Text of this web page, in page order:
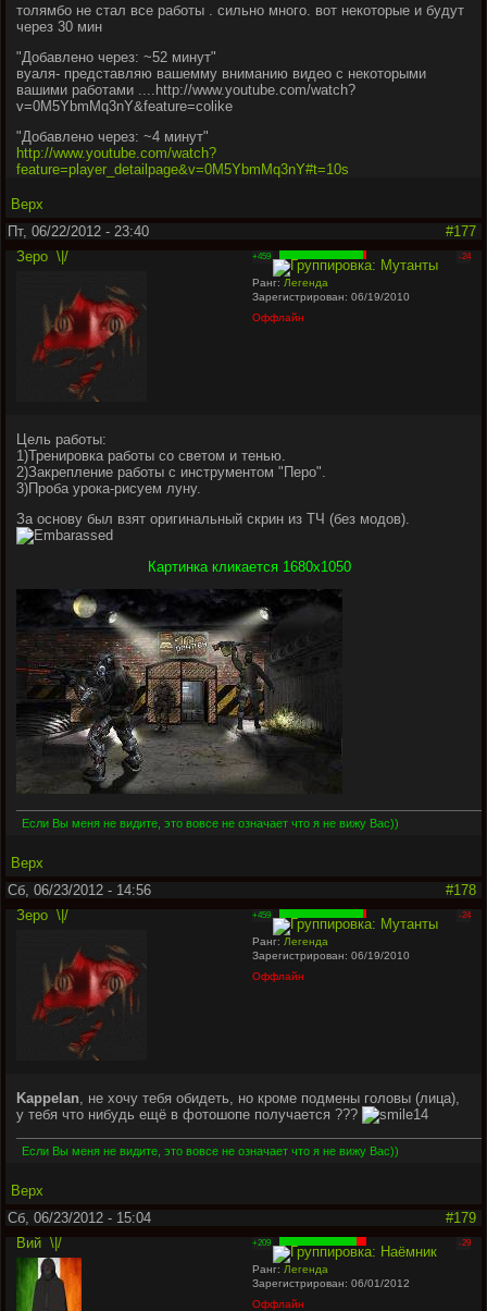
толямбо не стал все работы . сильно много. вот некоторые и будут
через 30 мин
"Добавлено через: ~52 минут"
вуаля- представляю вашемму вниманию видео с некоторыми
вашими работами ....http://www.youtube.com/watch?
v=0M5YbmMq3nY&feature=colike
"Добавлено через: ~4 минут"
http://www.youtube.com/watch?
feature=player_detailpage&v=0M5YbmMq3nY#t=10s
Верх
Пт, 06/22/2012 - 23:40
#177
Зеро \|/ +459 -24
Ранг:Легенда
Зарегистрирован: 06/19/2010
Оффлайн
Цель работы:
1)Тренировка работы со светом и тенью.
2)Закрепление работы с инструментом "Перо".
3)Проба урока-рисуем луну.
За основу был взят оригинальный скрин из ТЧ (без модов).
Картинка кликается 1680х1050
Если Вы меня не видите, это вовсе не означает что я не вижу Вас))
Верх
Сб, 06/23/2012 - 14:56
#178
Зеро \|/ +459 -24
Ранг: Легенда
Зарегистрирован: 06/19/2010
Оффлайн
Kappelan , не хочу тебя обидеть, но кроме подмены головы (лица),
у тебя что нибудь ещё в фотошопе получается ???
Если Вы меня не видите, это вовсе не означает что я не вижу Вас))
Верх
Сб, 06/23/2012 - 15:04
#179
Вий \|/ +209 -29
Ранг: Легенда
Зарегистрирован: 06/01/2012
Оффлайн